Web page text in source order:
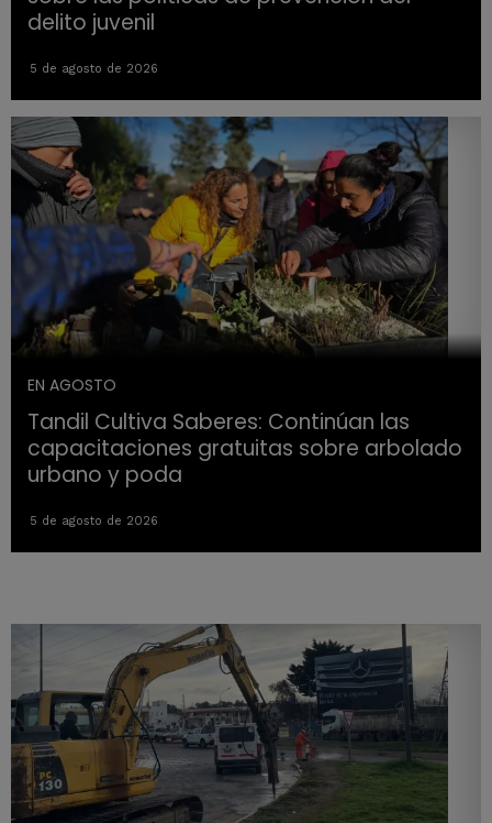
delito juvenil
5 de agosto de 2026
EN AGOSTO
Tandil Cultiva Saberes: Continúan las
capacitaciones gratuitas sobre arbolado
urbano y poda
5 de agosto de 2026